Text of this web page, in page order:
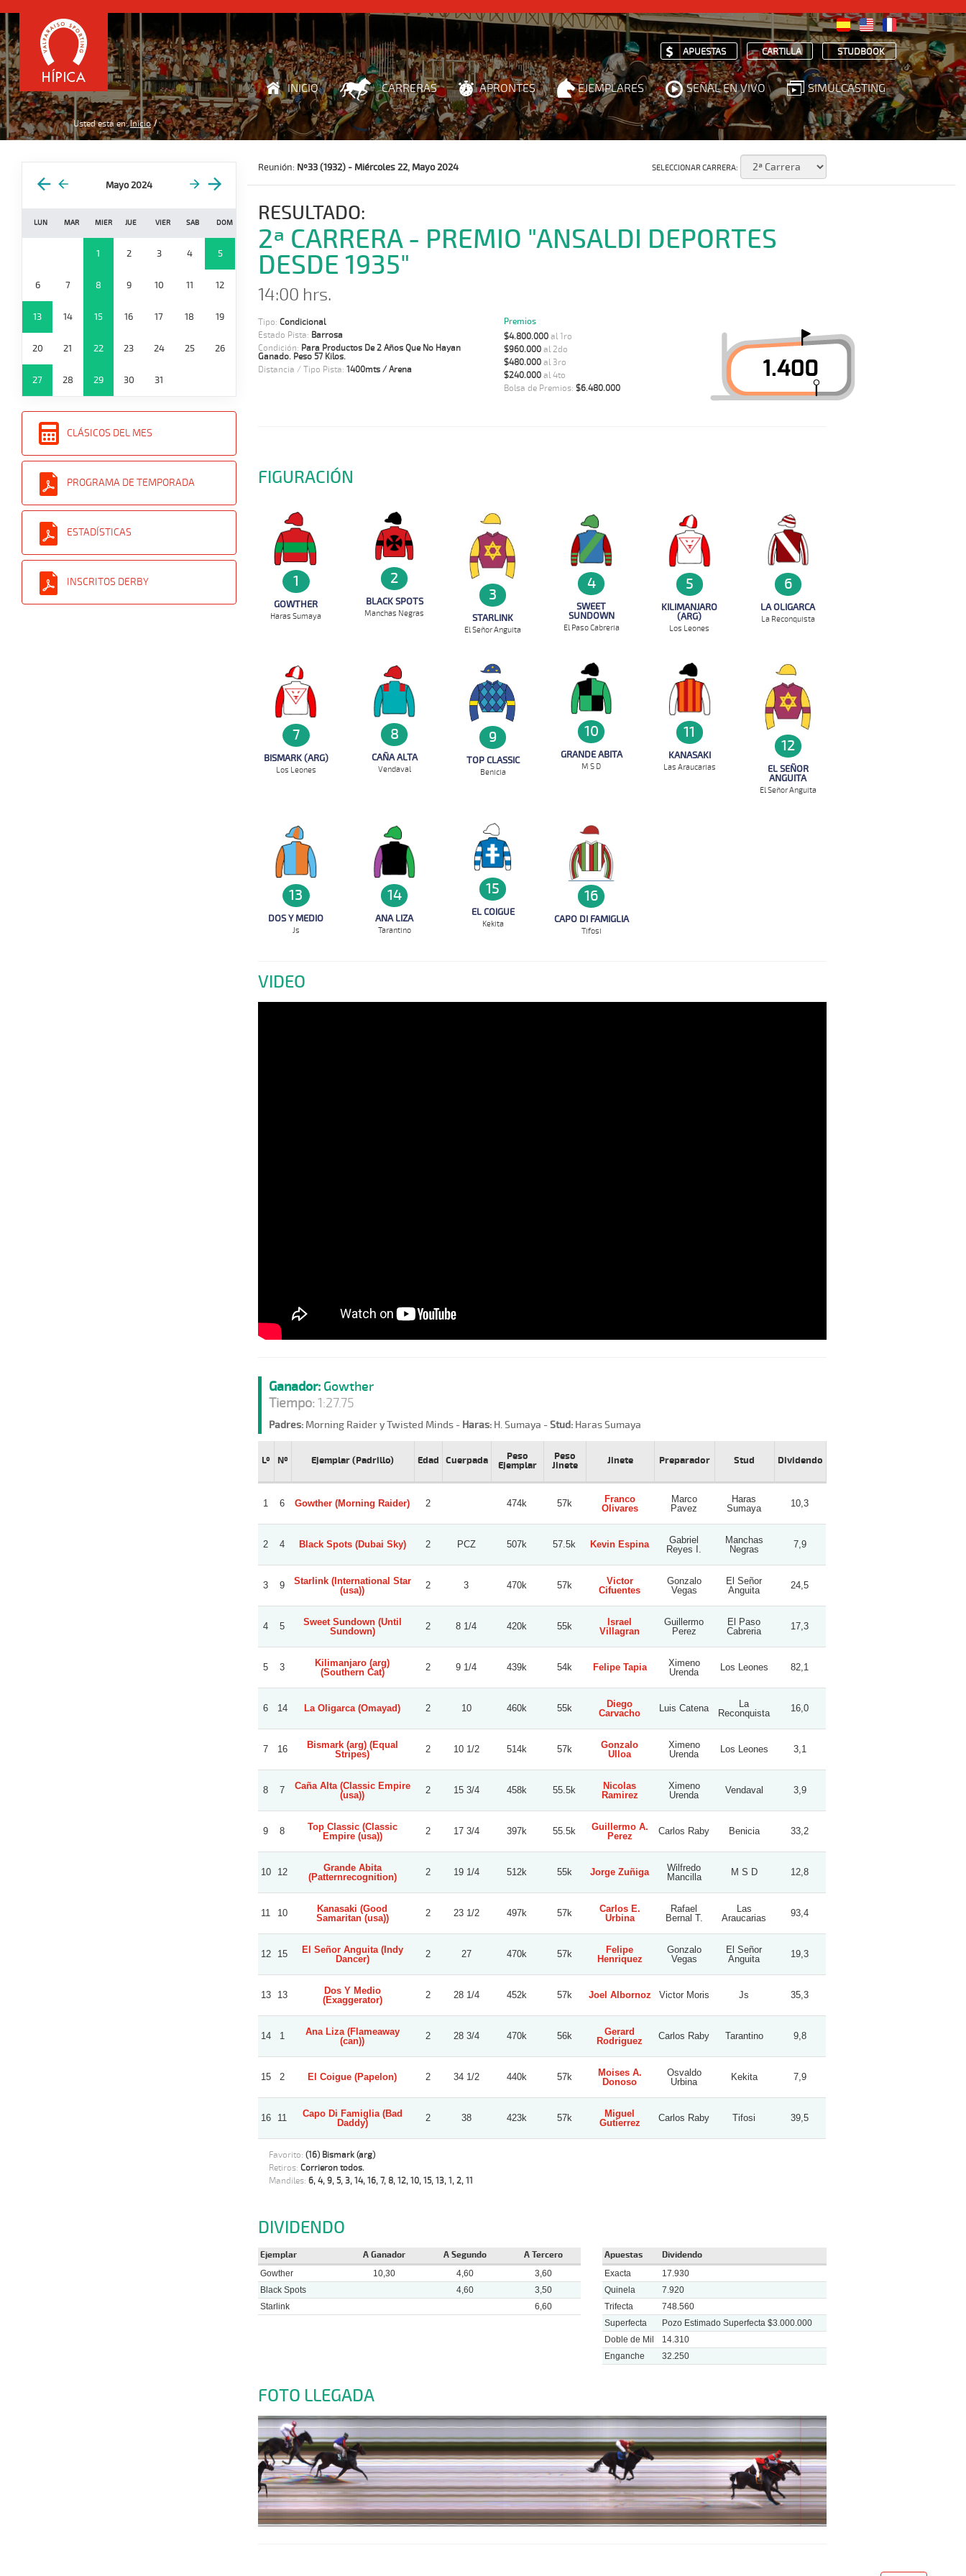
APUESTAS CARTILLA STUDBOOK
INICIO CARRERAS APRONTES EJEMPLARES SEÑAL EN VIVO SIMULCASTING
Usted está en: Inicio
Mayo 2024
LUN MAR MIER JUE VIER SAB DOM
1 2 3 4 5
6 7 8 9 10 11 12
13 14 15 16 17 18 19
20 21 22 23 24 25 26
27 28 29 30 31
CLÁSICOS DEL MES
PROGRAMA DE TEMPORADA
ESTADÍSTICAS
INSCRITOS DERBY
Reunión: Nº33 (1932) - Miércoles 22, Mayo 2024 SELECCIONAR CARRERA:
RESULTADO:
2ª CARRERA - PREMIO "ANSALDI DEPORTES
DESDE 1935"
14:00 hrs.
Tipo: Condicional
Estado Pista: Barrosa
Condición: Para Productos De 2 Años Que No Hayan
Ganado. Peso 57 Kilos.
Distancia / Tipo Pista: 1400mts / Arena
Premios
$4.800.000al 1ro
$960.000al 2do
$480.000al 3ro
$240.000al 4to
Bolsa de Premios: $6.480.000
FIGURACIÓN
1
GOWTHER
Haras Sumaya
2
BLACK SPOTS
Manchas Negras
3
STARLINK
El Señor Anguita
4
SWEET
SUNDOWN
El Paso Cabreria
5
KILIMANJARO
(ARG)
Los Leones
6
LA OLIGARCA
La Reconquista
7
BISMARK (ARG)
Los Leones
8
CAÑA ALTA
Vendaval
9
TOP CLASSIC
Benicia
10
GRANDE ABITA
M S D
11
KANASAKI
Las Araucarias
12
EL SEÑOR
ANGUITA
El Señor Anguita
13
DOS Y MEDIO
Js
14
ANA LIZA
Tarantino
15
EL COIGUE
Kekita
16
CAPO DI FAMIGLIA
Tifosi
VIDEO
Ganador:Gowther
Tiempo:1:27.75
Padres:Morning Raider y Twisted Minds - Haras:H. Sumaya -Stud:Haras Sumaya
Lº Nº Ejemplar (Padrillo) Edad Cuerpada
Peso
Ejemplar
Peso
Jinete
Jinete Preparador Stud Dividendo
1 6 Gowther (Morning Raider) 2 474k 57k
Franco
Olivares
Marco
Pavez
Haras
Sumaya
10,3
2 4 Black Spots (Dubai Sky) 2 PCZ 507k 57.5k Kevin Espina
Gabriel
Reyes I.
Manchas
Negras
7,9
3 9
Starlink (International Star
(usa))
2 3 470k 57k
Victor
Cifuentes
Gonzalo
Vegas
El Señor
Anguita
24,5
4 5
Sweet Sundown (Until
Sundown)
2 8 1/4 420k 55k
Israel
Villagran
Guillermo
Perez
El Paso
Cabreria
17,3
5 3
Kilimanjaro (arg)
(Southern Cat)
2 9 1/4 439k 54k Felipe Tapia
Ximeno
Urenda
Los Leones 82,1
6 14 La Oligarca (Omayad) 2 10 460k 55k
Diego
Carvacho
Luis Catena
La
Reconquista
16,0
7 16
Bismark (arg) (Equal
Stripes)
2 10 1/2 514k 57k
Gonzalo
Ulloa
Ximeno
Urenda
Los Leones 3,1
8 7
Caña Alta (Classic Empire
(usa))
2 15 3/4 458k 55.5k
Nicolas
Ramirez
Ximeno
Urenda
Vendaval 3,9
9 8
Top Classic (Classic
Empire (usa))
2 17 3/4 397k 55.5k
Guillermo A.
Perez
Carlos Raby Benicia 33,2
10 12
Grande Abita
(Patternrecognition)
2 19 1/4 512k 55k Jorge Zuñiga
Wilfredo
Mancilla
M S D 12,8
11 10
Kanasaki (Good
Samaritan (usa))
2 23 1/2 497k 57k
Carlos E.
Urbina
Rafael
Bernal T.
Las
Araucarias
93,4
12 15
El Señor Anguita (Indy
Dancer)
2 27 470k 57k
Felipe
Henriquez
Gonzalo
Vegas
El Señor
Anguita
19,3
13 13
Dos Y Medio
(Exaggerator)
2 28 1/4 452k 57k Joel Albornoz Victor Moris Js 35,3
14 1
Ana Liza (Flameaway
(can))
2 28 3/4 470k 56k
Gerard
Rodriguez
Carlos Raby Tarantino 9,8
15 2 El Coigue (Papelon) 2 34 1/2 440k 57k
Moises A.
Donoso
Osvaldo
Urbina
Kekita 7,9
16 11
Capo Di Famiglia (Bad
Daddy)
2 38 423k 57k
Miguel
Gutierrez
Carlos Raby Tifosi 39,5
Favorito: (16) Bismark (arg)
Retiros: Corrieron todos.
Mandiles: 6, 4, 9, 5, 3, 14, 16, 7, 8, 12, 10, 15, 13, 1, 2, 11
DIVIDENDO
Ejemplar A Ganador A Segundo A Tercero
Gowther 10,30 4,60
3,60
Black Spots
4,60
3,50
Starlink
6,60
Apuestas Dividendo
Exacta
17.930
Quinela
7.920
Trifecta
748.560
Superfecta
Pozo Estimado Superfecta $3.000.000
Doble de Mil
14.310
Enganche
32.250
FOTO LLEGADA